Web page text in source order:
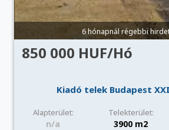
6 hónapnál régebbi
850 000 HUF/Hó
Kiadó telek Budapest
Alapterület: Telekterület:
n/a 3900 m2